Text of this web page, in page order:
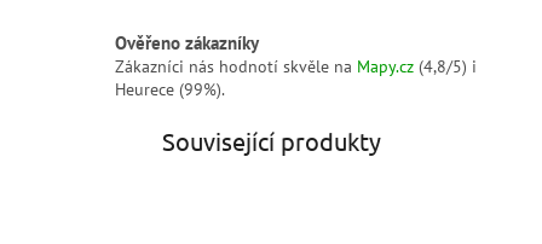
Ověřeno zákazníky
Zákazníci nás hodnotí skvěle na Mapy.cz (4,8/5) i
Heurece (99%).
Související produkty